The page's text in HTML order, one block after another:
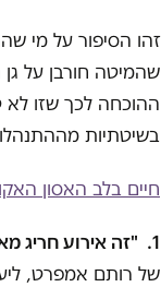
שהמיטה חורבן על
ההוכחה לכך שזו
בשיטתיות
חיים בלב האסון
1. "זה אירוע חריג מאוד שמעולם לא קרה לנו",
של רותם אמפרט,